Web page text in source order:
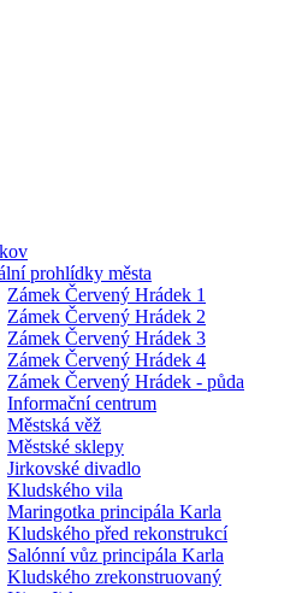
prohlídky města
Zámek Červený Hrádek 1
Zámek Červený Hrádek 2
Zámek Červený Hrádek 3
Zámek Červený Hrádek 4
Zámek Červený Hrádek - půda
Informační centrum
Městská věž
Městské sklepy
Jirkovské divadlo
Kludského vila
Maringotka principála Karla
Kludského před rekonstrukcí
Salónní vůz principála Karla
Kludského zrekonstruovaný